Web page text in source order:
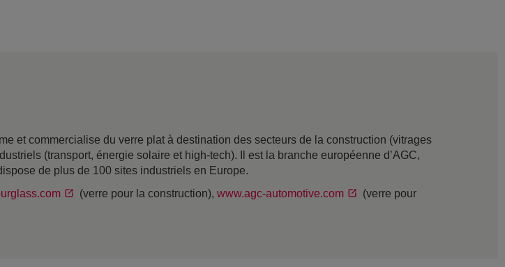
et commercialise du verre plat à destination des secteurs de la construction (vitrages
(transport, énergie solaire et high-tech). Il est la branche européenne d’AGC,
de plus de 100 sites industriels en Europe.
(verre pour la construction), www.agc-automotive.com
(verre pour